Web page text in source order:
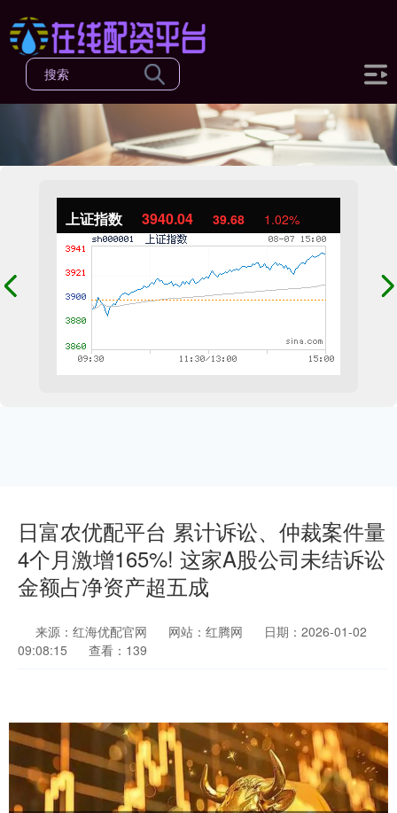
上证指数 3940.04 39.68 1.02%
日富农优配平台 累计诉讼、仲裁案件量
4个月激增165%! 这家A股公司未结诉讼
金额占净资产超五成
来源：红海优配官网 网站：红腾网
日期：2026-01-02
09:08:15
查看：139